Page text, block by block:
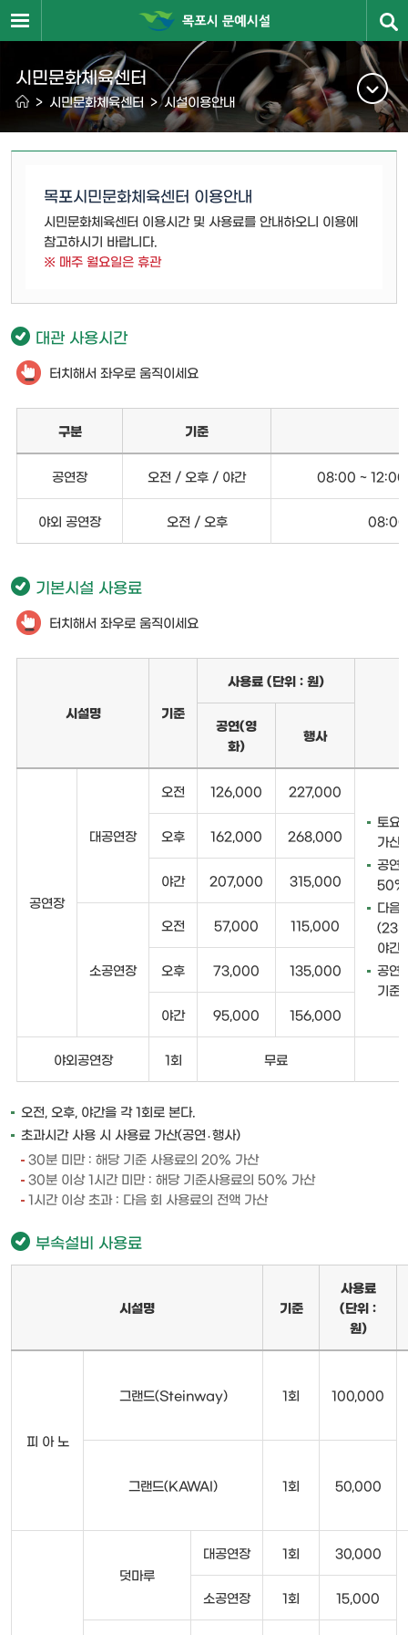
시민문화체육센터
> 시민문화체육센터 > 시설이용안내
목포시민문화체육센터 이용안내
시민문화체육센터 이용시간 및 사용료를 안내하오니 이용에
참고하시기 바랍니다.
※ 매주 월요일은 휴관
대관 사용시간
터치해서 좌우로 움직이세요
구분 기준
공연장 오전 / 오후 / 야간 08:00 ~
야외 공연장 오전 / 오후 08:00
기본시설 사용료
터치해서 좌우로 움직이세요
시설명 기준
사용료 (단위 : 원)
공연(영
화)
행사
공연장
대공연장
오전 126,000 227,000
토요
가산
공연
50%
다음
야간
공연
기준
오후 162,000 268,000
야간 207,000 315,000
소공연장
오전 57,000 115,000
오후 73,000 135,000
야간 95,000 156,000
야외공연장 1회 무료
오전, 오후, 야간을 각 1회로 본다.
초과시간 사용 시 사용료 가산(공연․행사)
30분 미만 : 해당 기준 사용료의 20% 가산
30분 이상 1시간 미만 : 해당 기준사용료의 50% 가산
1시간 이상 초과 : 다음 회 사용료의 전액 가산
부속설비 사용료
시설명 기준
사용료
(단위 :
원)
피 아 노
그랜드(Steinway) 1회 100,000
그랜드(KAWAI) 1회 50,000
덧마루
대공연장 1회 30,000
소공연장 1회 15,000